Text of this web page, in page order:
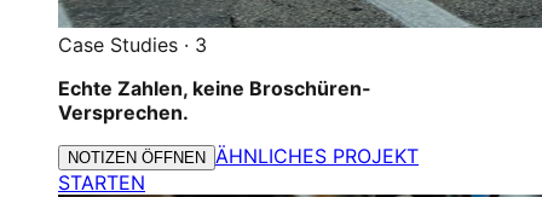
Case Studies · 3
Echte Zahlen, keine Broschüren-
Versprechen.
NOTIZEN ÖFFNEN ÄHNLICHES PROJEKT
STARTEN